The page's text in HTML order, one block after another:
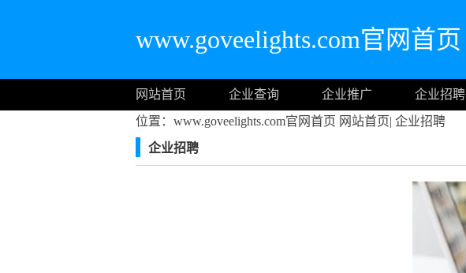
www.goveelights.com官网首页
网站首页 企业查询 企业推广 企业招聘
位置：www.goveelights.com官网首页 网站首页| 企业招聘
企业招聘